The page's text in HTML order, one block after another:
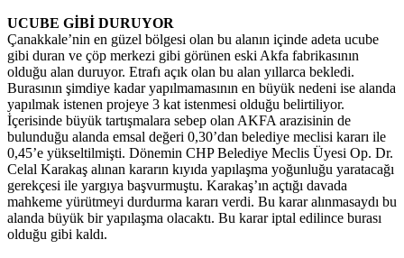
UCUBE GİBİ DURUYOR
Çanakkale’nin en güzel bölgesi olan bu alanın içinde adeta ucube
gibi duran ve çöp merkezi gibi görünen eski Akfa fabrikasının
olduğu alan duruyor. Etrafı açık olan bu alan yıllarca bekledi.
Burasının şimdiye kadar yapılmamasının en büyük nedeni ise alanda
yapılmak istenen projeye 3 kat istenmesi olduğu belirtiliyor.
İçerisinde büyük tartışmalara sebep olan AKFA arazisinin de
bulunduğu alanda emsal değeri 0,30’dan belediye meclisi kararı ile
0,45’e yükseltilmişti. Dönemin CHP Belediye Meclis Üyesi Op. Dr.
Celal Karakaş alınan kararın kıyıda yapılaşma yoğunluğu yaratacağı
gerekçesi ile yargıya başvurmuştu. Karakaş’ın açtığı davada
mahkeme yürütmeyi durdurma kararı verdi. Bu karar alınmasaydı bu
alanda büyük bir yapılaşma olacaktı. Bu karar iptal edilince burası
olduğu gibi kaldı.